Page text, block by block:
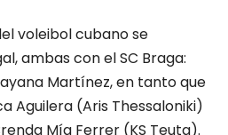
voleibol cubano se
ambas con el SC Braga:
Martínez, en tanto que
Aguilera (Aris Thessaloniki)
Mía Ferrer (KS Teuta).